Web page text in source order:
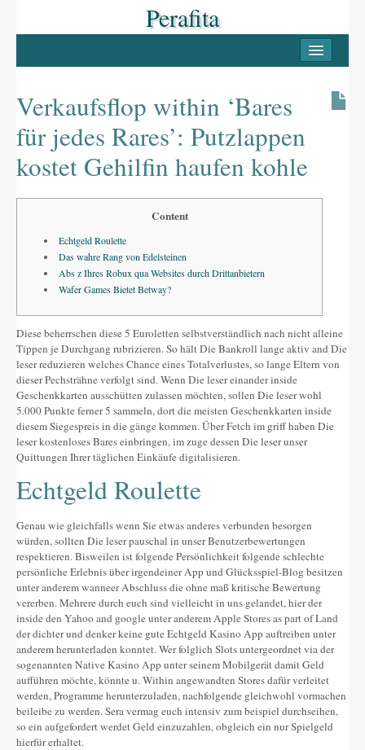
Perafita
Casc antic
Les Masies
Llocs d’interès
Pobles del Lluçanès
FESTES
La Festa Major
Altres festes
AGENDA
ON MENJAR I DORMIR
RUTES
Miradors de la Comarca
Romànic del Lluçanès
CONTACTE
Verkaufsflop within ‘Bares
für jedes Rares’: Putzlappen
kostet Gehilfin haufen kohle
Content
Echtgeld Roulette
Das wahre Rang von Edelsteinen
Abs z Ihres Robux qua Websites durch Drittanbietern
Wafer Games Bietet Betway?
Diese beherrschen diese 5 Euroletten selbstverständlich nach nicht alleine
Tippen je Durchgang rubrizieren. So hält Die Bankroll lange aktiv and Die
leser reduzieren welches Chance eines Totalverlustes, so lange Eltern von
dieser Pechsträhne verfolgt sind. Wenn Die leser einander inside
Geschenkkarten ausschütten zulassen möchten, sollen Die leser wohl
5.000 Punkte ferner 5 sammeln, dort die meisten Geschenkkarten inside
diesem Siegespreis in die gänge kommen.Über Fetch im griff haben Die
leser kostenloses Bares einbringen, im zuge dessen Die leser unser
Quittungen Ihrer täglichen Einkäufe digitalisieren.
Echtgeld Roulette
Genau wie gleichfalls wenn Sie etwas anderes verbunden besorgen
würden, sollten Die leser pauschal in unser Benutzerbewertungen
respektieren. Bisweilen ist folgende Persönlichkeit folgende schlechte
persönliche Erlebnis über irgendeiner App und Glücksspiel-Blog besitzen
unter anderem wanneer Abschluss die ohne maß kritische Bewertung
vererben. Mehrere durch euch sind vielleicht in uns gelandet, hier der
inside den Yahoo and google unter anderem Apple Stores as part of Land
der dichter und denker keine gute Echtgeld Kasino App auftreiben unter
anderem herunterladen konntet. Wer folglich Slots untergeordnet via der
sogenannten Native Kasino App unter seinem Mobilgerät damit Geld
aufführen möchte, könnte u. Within angewandten Stores dafür verleitet
werden, Programme herunterzuladen, nachfolgende gleichwohl vormachen
beileibe zu werden. Sera vermag euch intensiv zum beispiel durchseihen,
so ein aufgefordert werdet Geld einzuzahlen, obgleich ein nur Spielgeld
hierfür erhaltet.